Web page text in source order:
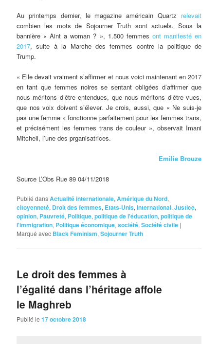
Au printemps dernier, le magazine américain Quartz relevait
combien les mots de Sojourner Truth sont actuels. Sous la
bannière « Aint a woman ? », 1.500 femmes ont manifesté en
2017, suite à la Marche des femmes contre la politique de
Trump.
« Elle devait vraiment s’affirmer et nous voici maintenant en 2017
en tant que femmes noires se sentant obligées d’affirmer que
nous méritons d’être entendues, que nous méritons d’être vues,
que nos voix doivent s’élever. Je crois, aussi, que « Ne suis-je
pas une femme » fonctionne parfaitement pour les femmes trans,
et précisément les femmes trans de couleur », observait Imani
Mitchell, l’une des prganisatrices.
Emilie Brouze
Source L’Obs Rue 89 04/11/2018
Publié dansActualité internationale,Amérique du Nord,
citoyenneté, Droit des femmes, Etats-Unis,international,Justice,
opinion, Pauvreté, Politique,politique de l'éducation,politique de
l'immigration, Politique économique,société,Société civile |
Marqué avec Black Feminism,Sojourner Truth
Le droit des femmes à
l’égalité dans l’héritage affole
le Maghreb
Publié le17 octobre 2018